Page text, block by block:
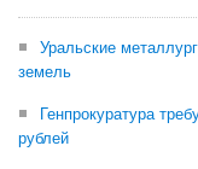
Уральские
земель
Генпрокуратура
рублей